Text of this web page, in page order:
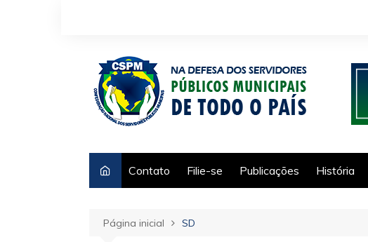
Contato Filie-se Publicações História
Página inicial SD